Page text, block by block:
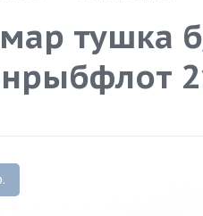
тушка